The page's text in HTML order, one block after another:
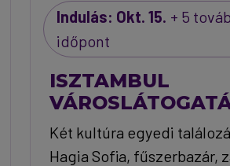
Indulás: Okt. 15. + 5
időpont
ISZTAMBUL
Két kultúra egyedi
Hagia Sofia, fűszerbazár,